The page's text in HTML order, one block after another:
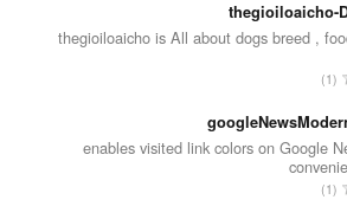
:
ו
ג
י
ם
:
פ
ר
י
ו
ג
י
ם
thegioiloaicho-
thegioiloaicho is All about dogs breed ,
מ
פ
ר
ד
י
1
enables visited link colors on Google
מ1